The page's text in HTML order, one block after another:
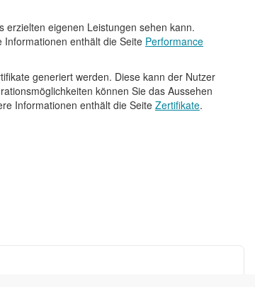
erzielten eigenen Leistungen sehen kann.
enthält die Seite Performance
generiert werden. Diese kann der Nutzer
können Sie das Aussehen
Informationen enthält die Seite Zertifikate.